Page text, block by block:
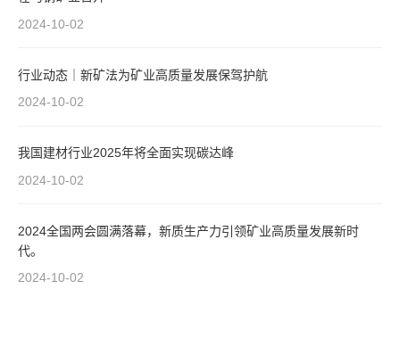
2024-10-02
行业动态｜新矿法为矿业高质量发展保驾护航
2024-10-02
我国建材行业2025年将全面实现碳达峰
2024-10-02
2024全国两会圆满落幕，新质生产力引领矿业高质量发展新时
代。
2024-10-02